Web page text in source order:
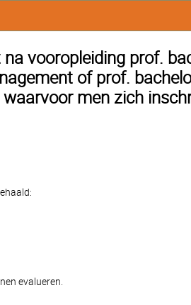
vooropleiding prof.
of prof.
men zich
evalueren.